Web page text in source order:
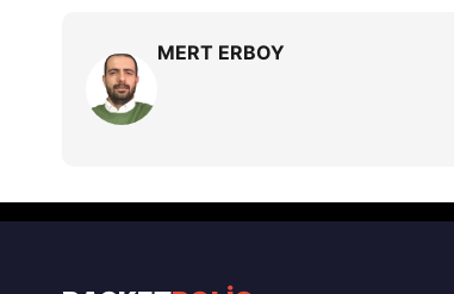
MERT ERBOY